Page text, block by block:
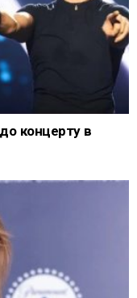
концерту в